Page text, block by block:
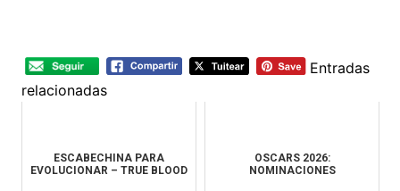
Entradas
relacionadas
ESCABECHINA PARA
EVOLUCIONAR – TRUE BLOOD
OSCARS 2026:
NOMINACIONES